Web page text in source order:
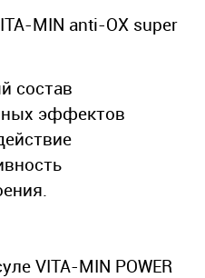
MIN anti-OX super
состав
эффектов
VITA-MIN POWER